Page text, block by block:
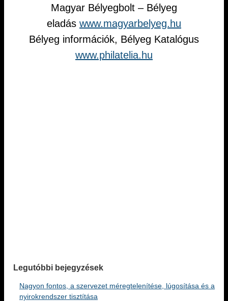
Magyar Bélyegbolt – Bélyeg
eladás www.magyarbelyeg.hu
Bélyeg információk, Bélyeg Katalógus
www.philatelia.hu
Legutóbbi bejegyzések
Nagyon fontos, a szervezet méregtelenítése, lúgosítása és a
nyirokrendszer tisztítása